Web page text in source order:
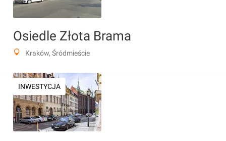
Osiedle Złota Brama
Kraków, Śródmieście
INWESTYCJA